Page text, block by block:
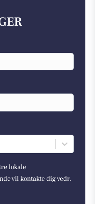
lokale
vil kontakte dig vedr.